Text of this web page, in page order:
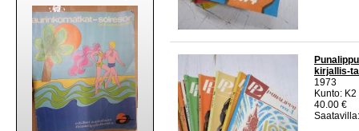
kirjallis-
1973
Kunto:
40.00 €